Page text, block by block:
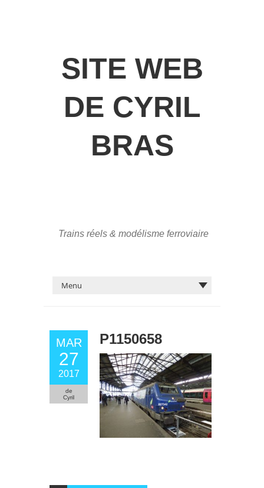
SITE WEB
DE CYRIL
BRAS
Trains réels & modélisme ferroviaire
MAR
27
2017
de
Cyril
P1150658